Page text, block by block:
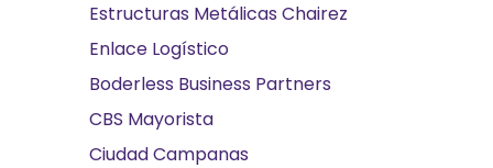
Estructuras Metálicas Chairez
Enlace Logístico
Boderless Business Partners
CBS Mayorista
Ciudad Campanas